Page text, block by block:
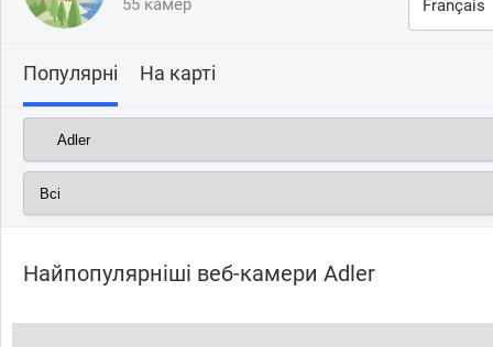
Français
55 камер
Популярні На карті
Найпопулярніші веб-камери Adler